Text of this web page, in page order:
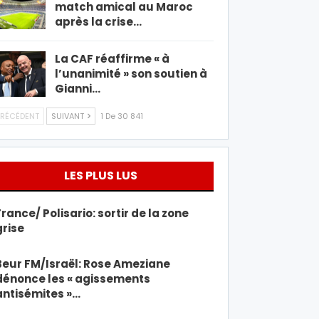
match amical au Maroc
après la crise…
La CAF réaffirme « à
l’unanimité » son soutien à
Gianni…
SUIVANT 1 De 30 841
LES PLUS LUS
Polisario: sortir de la zone
FM/Israël: Rose Ameziane
les « agissements
»…